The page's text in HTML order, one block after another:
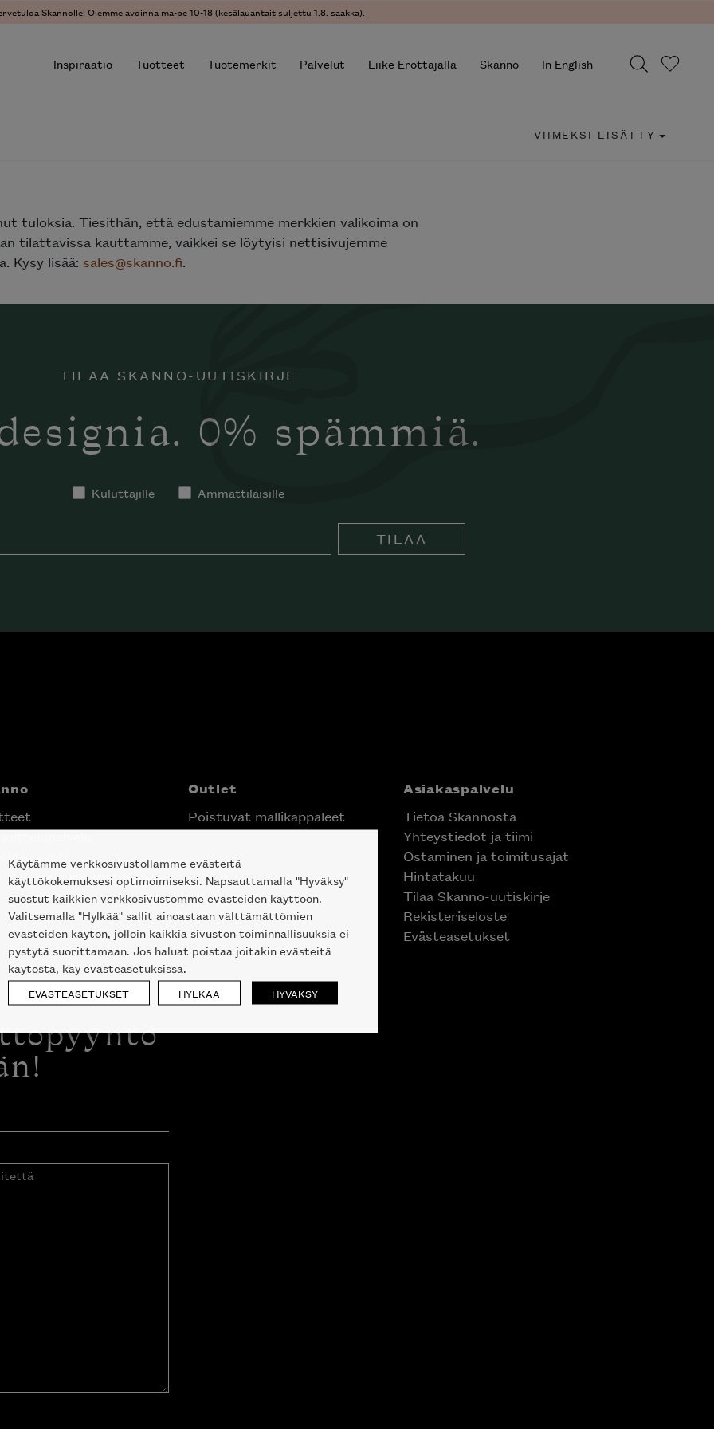
Skannolle! Olemme avoinna ma-pe 10-18 (kesälauantait suljettu 1.8. saakka).
Inspiraatio Tuotteet Tuotemerkit Palvelut Liike Erottajalla Skanno In English
VIIMEKSI LISÄTTY
tuloksia. Tiesithän, että edustamiemme merkkien valikoima on
tilattavissa kauttamme, vaikkei se löytyisi nettisivujemme
Kysy lisää: sales@skanno.fi.
TILAA SKANNO-UUTISKIRJE
0% spämmiä.
Kuluttajille Ammattilaisille
TILAA
Helsingin keskustassa
Outlet
Poistuvat mallikappaleet
Asiakaspalvelu
Tietoa Skannosta
Yhteystiedot ja tiimi
Ostaminen ja toimitusajat
Hintatakuu
Tilaa Skanno-uutiskirje
Rekisteriseloste
Evästeasetukset
Käytämme verkkosivustollamme evästeitä
käyttökokemuksesi optimoimiseksi. Napsauttamalla "Hyväksy"
suostut kaikkien verkkosivustomme evästeiden käyttöön.
Valitsemalla "Hylkää" sallit ainoastaan välttämättömien
evästeiden käytön, jolloin kaikkia sivuston toiminnallisuuksia ei
pystytä suorittamaan. Jos haluat poistaa joitakin evästeitä
käytöstä, käy evästeasetuksissa.
EVÄSTEASETUKSET HYLKÄÄ HYVÄKSY